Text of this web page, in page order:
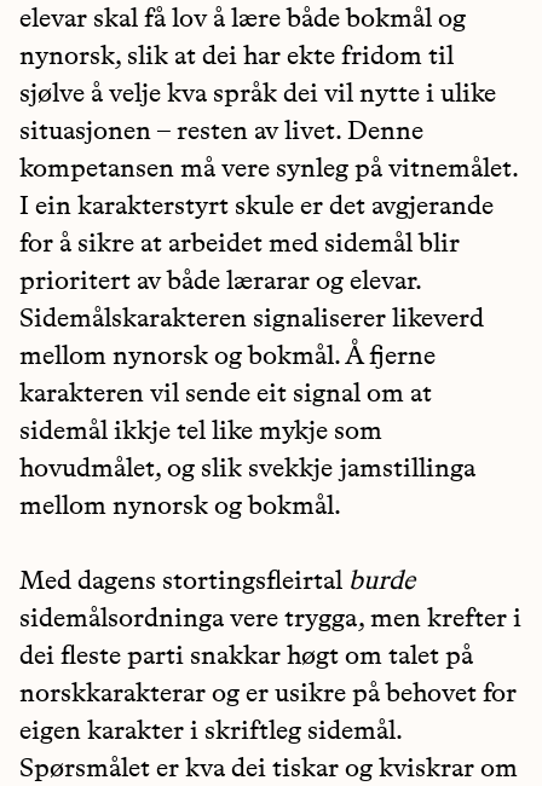
elevar skal få lov å lære både bokmål og
nynorsk, slik at dei har ekte fridom til
sjølve å velje kva språk dei vil nytte i ulike
situasjonen – resten av livet. Denne
kompetansen må vere synleg på vitnemålet.
I ein karakterstyrt skule er det avgjerande
for å sikre at arbeidet med sidemål blir
prioritert av både lærarar og elevar.
Sidemålskarakteren signaliserer likeverd
mellom nynorsk og bokmål. Å fjerne
karakteren vil sende eit signal om at
sidemål ikkje tel like mykje som
hovudmålet, og slik svekkje jamstillinga
mellom nynorsk og bokmål.
Med dagens stortingsfleirtal burde
sidemålsordninga vere trygga, men krefter i
dei fleste parti snakkar høgt om talet på
norskkarakterar og er usikre på behovet for
eigen karakter i skriftleg sidemål.
Spørsmålet er kva dei tiskar og kviskrar om